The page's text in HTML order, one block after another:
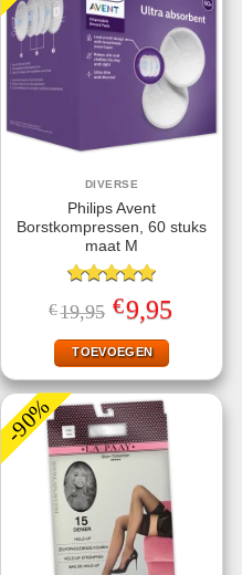
DIVERSE
Philips Avent
Borstkompressen, 60 stuks
maat M
Gewaardeerd
5.00uit 5
€19,95 Oorspronkelijke
prijs
was:
€19,95.
€9,95prijs
TOEVOEGEN
-90%